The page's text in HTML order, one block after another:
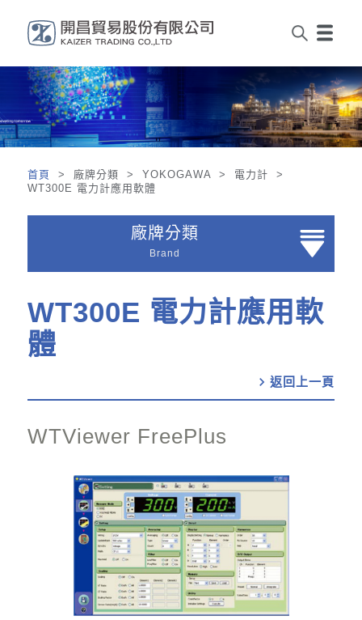
首頁
> 廠牌分類 > YOKOGAWA > 電力計 >
WT300E 電力計應用軟體
廠牌分類
Brand
WT300E 電力計應用軟
體
chevron_right
WTViewer FreePlus